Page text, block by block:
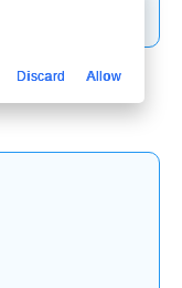
Discard Allow